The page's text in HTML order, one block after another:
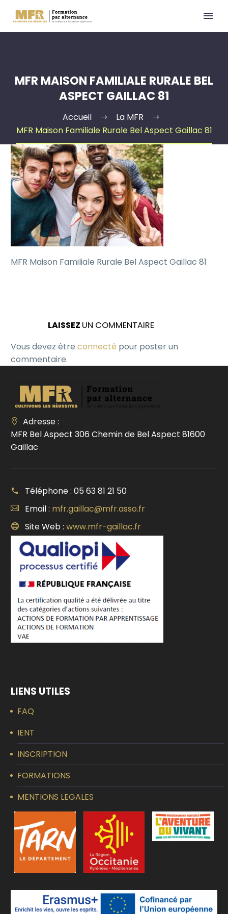
MFR MAISON FAMILIALE RURALE BEL
ASPECT GAILLAC 81
Accueil
La MFR
MFR Maison Familiale Rurale Bel Aspect Gaillac 81
MFR Maison Familiale Rurale Bel Aspect Gaillac 81
LAISSEZ UN COMMENTAIRE
Vous devez être connecté pour poster un
commentaire.
Adresse :
MFR Bel Aspect 306 Chemin de Bel Aspect 81600
Gaillac
Téléphone : 05 63 81 21 50
Email : mfr.gaillac@mfr.asso.fr
Site Web : www.mfr-gaillac.fr
LIENS UTILES
FAQ
IENT
INSCRIPTION
FORMATIONS
MENTIONS LEGALES